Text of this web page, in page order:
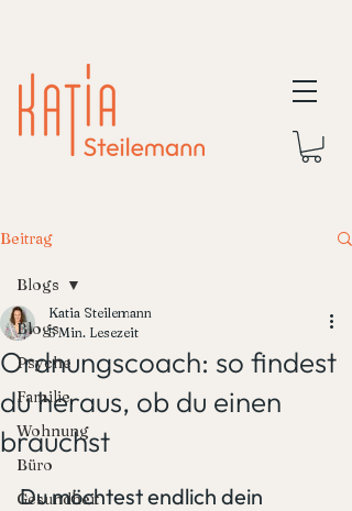
Beitrag
Blogs
Psyche
Familie
Wohnung
Büro
Gesundheit
Blogs
Ordnungscoach: so findest
du heraus, ob du einen
brauchst
Katia Steilemann
5 Min. Lesezeit
Mit NaN von 5 Sternen bewertet.
Du möchtest endlich dein